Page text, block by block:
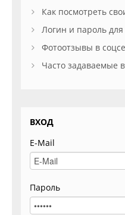
Как посмотреть
Логин и пароль
Фотоотзывы в
Часто задаваемые
ВХОД
E-Mail
Пароль